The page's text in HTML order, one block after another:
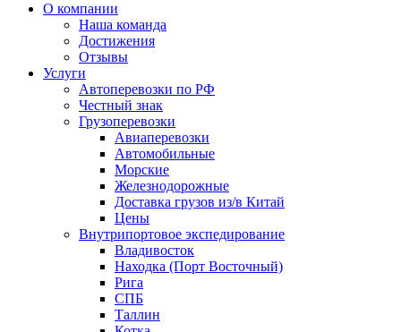
О компании
Наша команда
Достижения
Отзывы
Услуги
Автоперевозки по РФ
Честный знак
Грузоперевозки
Авиаперевозки
Автомобильные
Морские
Железнодорожные
Доставка грузов из/в Китай
Цены
Внутрипортовое экспедирование
Владивосток
Находка (Порт Восточный)
Рига
СПБ
Таллин